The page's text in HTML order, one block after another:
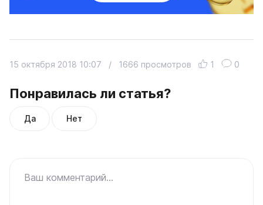
Понравилась ли статья?
Да Нет
15 октября 2018 10:07 / 1666 просмотров 1 0
Ваш комментарий...